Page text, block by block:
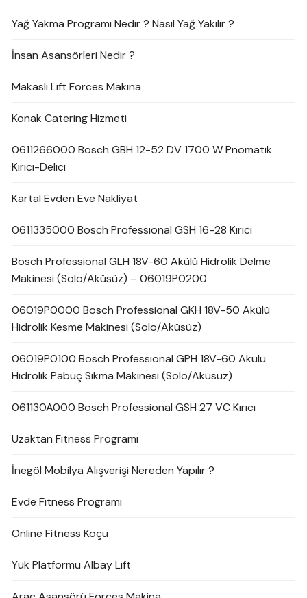
Yağ Yakma Programı Nedir ? Nasıl Yağ Yakılır ?
İnsan Asansörleri Nedir ?
Makaslı Lift Forces Makina
Konak Catering Hizmeti
0611266000 Bosch GBH 12-52 DV 1700 W Pnömatik
Kırıcı-Delici
Kartal Evden Eve Nakliyat
0611335000 Bosch Professional GSH 16-28 Kırıcı
Bosch Professional GLH 18V-60 Akülü Hidrolik Delme
Makinesi (Solo/Aküsüz) – 06019P0200
06019P0000 Bosch Professional GKH 18V-50 Akülü
Hidrolik Kesme Makinesi (Solo/Aküsüz)
06019P0100 Bosch Professional GPH 18V-60 Akülü
Hidrolik Pabuç Sıkma Makinesi (Solo/Aküsüz)
061130A000 Bosch Professional GSH 27 VC Kırıcı
Uzaktan Fitness Programı
İnegöl Mobilya Alışverişi Nereden Yapılır ?
Evde Fitness Programı
Online Fitness Koçu
Yük Platformu Albay Lift